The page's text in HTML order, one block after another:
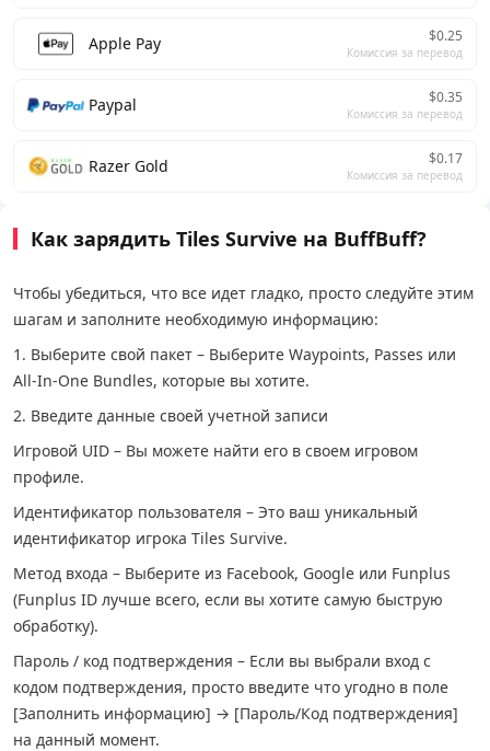
Apple Pay $0.25
Комиссия за перевод
Paypal $0.35
Комиссия за перевод
Razer Gold $0.17
Комиссия за перевод
Как зарядить Tiles Survive на BuffBuff?
Чтобы убедиться, что все идет гладко, просто следуйте этим
шагам и заполните необходимую информацию:
1. Выберите свой пакет – Выберите Waypoints, Passes или
All-In-One Bundles, которые вы хотите.
2. Введите данные своей учетной записи
Игровой UID – Вы можете найти его в своем игровом
профиле.
Идентификатор пользователя – Это ваш уникальный
идентификатор игрока Tiles Survive.
Метод входа – Выберите из Facebook, Google или Funplus
(Funplus ID лучше всего, если вы хотите самую быструю
обработку).
Пароль / код подтверждения – Если вы выбрали вход с
кодом подтверждения, просто введите что угодно в поле
[Заполнить информацию] → [Пароль/Код подтверждения]
на данный момент.